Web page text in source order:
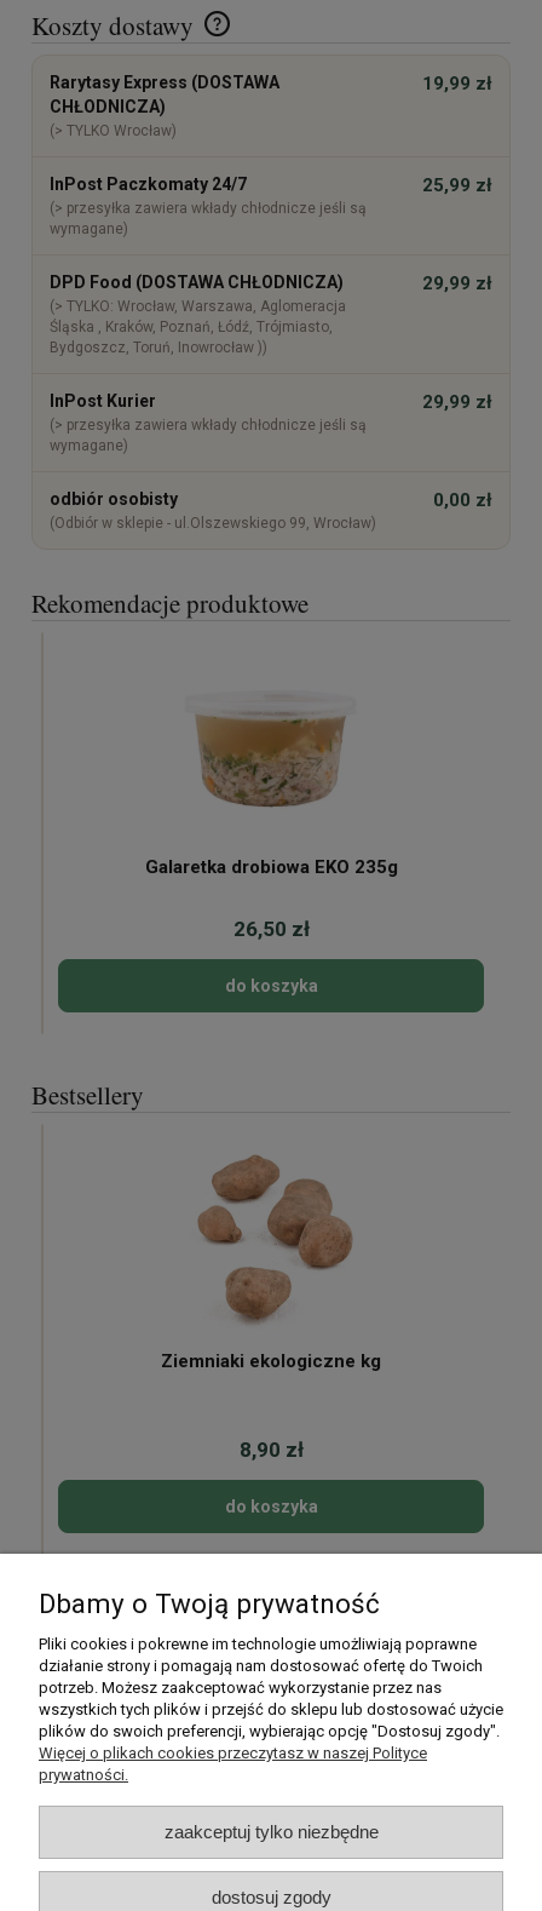
Koszty dostawy
Cena nie zawiera ewentualnych kosztów płatności
Rarytasy Express (DOSTAWA
CHŁODNICZA)
(> TYLKO Wrocław)
19,99 zł
InPost Paczkomaty 24/7
(> przesyłka zawiera wkłady chłodnicze jeśli są
wymagane)
25,99 zł
DPD Food (DOSTAWA CHŁODNICZA)
(> TYLKO: Wrocław, Warszawa, Aglomeracja
Śląska , Kraków, Poznań, Łódź, Trójmiasto,
Bydgoszcz, Toruń, Inowrocław ))
29,99 zł
InPost Kurier
(> przesyłka zawiera wkłady chłodnicze jeśli są
wymagane)
29,99 zł
odbiór osobisty
(Odbiór w sklepie - ul.Olszewskiego 99, Wrocław)
0,00 zł
Rekomendacje produktowe
Galaretka drobiowa EKO 235g
26,50 zł
do koszyka
Bestsellery
Ziemniaki ekologiczne kg
8,90 zł
do koszyka
Moje konto
Płatności i dostawa
Informacje
O nas
Dbamy o Twoją prywatność
Pliki cookies i pokrewne im technologie umożliwiają poprawne
działanie strony i pomagają nam dostosować ofertę do Twoich
potrzeb. Możesz zaakceptować wykorzystanie przez nas
wszystkich tych plików i przejść do sklepu lub dostosować użycie
plików do swoich preferencji, wybierając opcję "Dostosuj zgody".
Więcej o plikach cookies przeczytasz w naszej Polityce
prywatności.
zaakceptuj tylko niezbędne
dostosuj zgody